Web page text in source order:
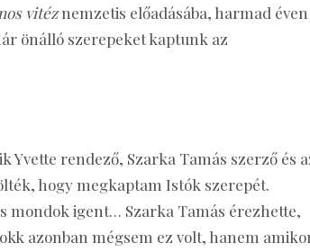
vitéznemzetis előadásába, harmad éven
önálló szerepeket kaptunk az
rendező, Szarka Tamás szerző és
hogy megkaptam Istók szerepét.
mondok igent… Szarka Tamás érezhette,
azonban mégsem ez volt, hanem